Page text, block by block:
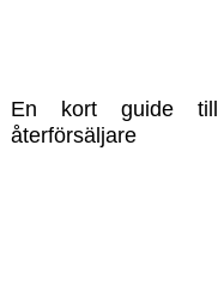
En kort guide till
återförsäljare